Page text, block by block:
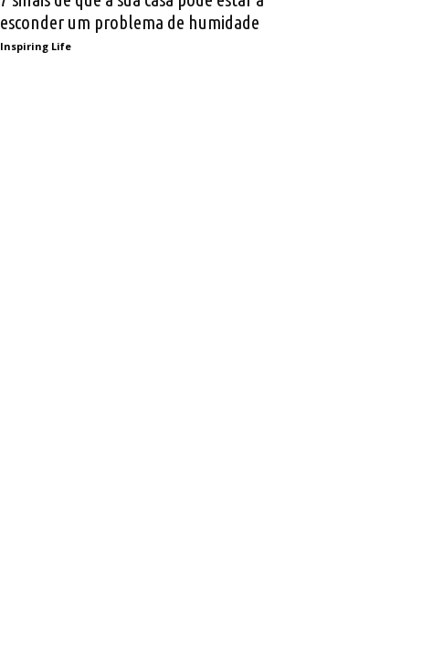
esconder um problema de humidade
Inspiring Life